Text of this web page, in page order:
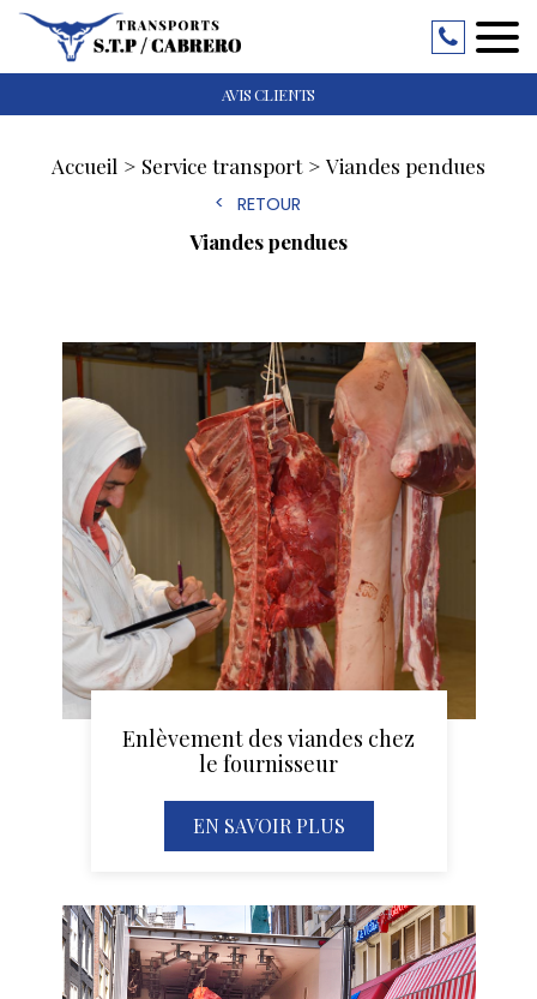
AVIS CLIENTS
Accueil Service transport Viandes pendues
RETOUR
Viandes pendues
Enlèvement des viandes chez
le fournisseur
EN SAVOIR PLUS